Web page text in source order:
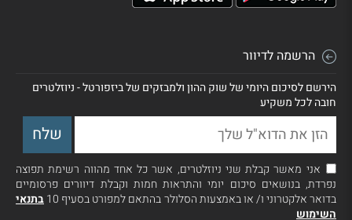
הרשמה לדיוור
הירשם לסיכום היומי של שוק ההון ולמבזקים של ביזפורטל - ניוזלטרים
חובה לכל משקיע
אני מאשר קבלת שני ניוזלטרים, אשר כל אחד מהווה רשימת תפוצה
נפרדת, בנושאים סיכום יומי והתראות חמות וקבלת דיוורים פרסומיים
בדואר אלקטרוני ו/ או באמצעות הסלולר בהתאם למפורט בסעיף 10
בתנאי
השימוש